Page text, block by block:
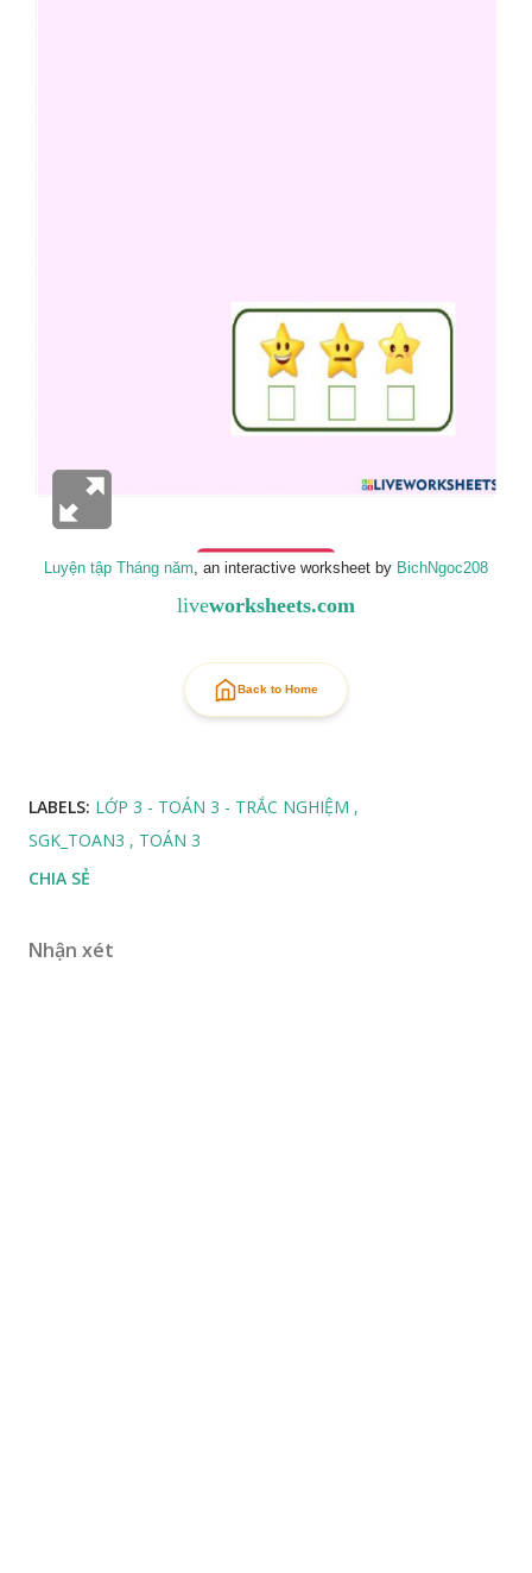
Luyện tập Tháng năm , an interactive worksheet by BichNgoc208
liveworksheets.com
Back to Home
LABELS: LỚP 3 - TOÁN 3 - TRẮC NGHIỆM
SGK_TOAN3
TOÁN 3
CHIA SẺ
Nhận xét